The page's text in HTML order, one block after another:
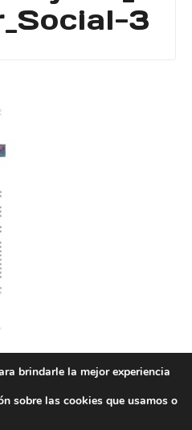
3
DE PRIVACIDAD
brindarle la mejor experiencia
sobre las cookies que usamos o